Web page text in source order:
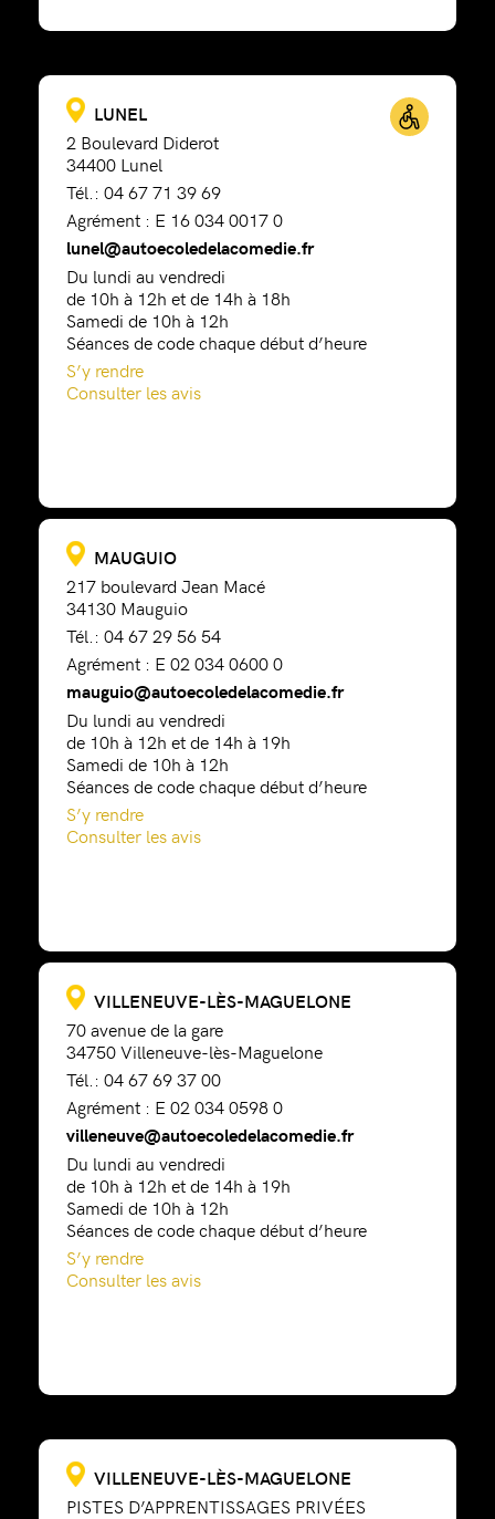
LUNEL
2 Boulevard Diderot
34400 Lunel
Tél.: 04 67 71 39 69
Agrément : E 16 034 0017 0
lunel@autoecoledelacomedie.fr
Du lundi au vendredi
de 10h à 12h et de 14h à 18h
Samedi de 10h à 12h
Séances de code chaque début d’heure
S’y rendre
Consulter les avis
MAUGUIO
217 boulevard Jean Macé
34130 Mauguio
Tél.: 04 67 29 56 54
Agrément : E 02 034 0600 0
mauguio@autoecoledelacomedie.fr
Du lundi au vendredi
de 10h à 12h et de 14h à 19h
Samedi de 10h à 12h
Séances de code chaque début d’heure
S’y rendre
Consulter les avis
VILLENEUVE-LÈS-MAGUELONE
70 avenue de la gare
34750 Villeneuve-lès-Maguelone
Tél.: 04 67 69 37 00
Agrément : E 02 034 0598 0
villeneuve@autoecoledelacomedie.fr
Du lundi au vendredi
de 10h à 12h et de 14h à 19h
Samedi de 10h à 12h
Séances de code chaque début d’heure
S’y rendre
Consulter les avis
VILLENEUVE-LÈS-MAGUELONE
PISTES D’APPRENTISSAGES PRIVÉES